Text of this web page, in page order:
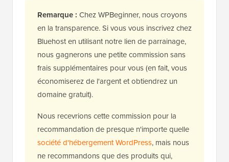
Remarque : Chez WPBeginner, nous croyons
en la transparence. Si vous vous inscrivez chez
Bluehost en utilisant notre lien de parrainage,
nous gagnerons une petite commission sans
frais supplémentaires pour vous (en fait, vous
économiserez de l'argent et obtiendrez un
domaine gratuit).
Nous recevrions cette commission pour la
recommandation de presque n'importe quelle
société d'hébergement WordPress, mais nous
ne recommandons que des produits qui,